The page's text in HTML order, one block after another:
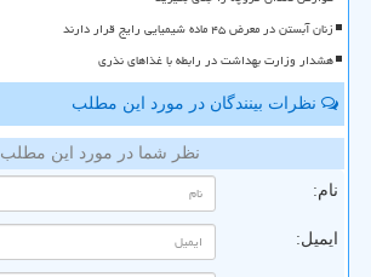
زنان آبستن در معرض ۴۵ ماده شیمیایی رایج قرار دارند
هشدار وزارت بهداشت در رابطه با غذاهای نذری
نظرات بینندگان در مورد این مطلب
نظر شما در مورد این مطلب
نام:
ایمیل: